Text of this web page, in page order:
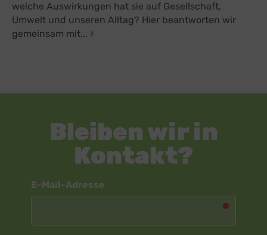
welche Auswirkungen hat sie auf Gesellschaft,
Umwelt und unseren Alltag? Hier beantworten wir
gemeinsam mit...
Bleiben wir in
Kontakt?
E-Mail-Adresse